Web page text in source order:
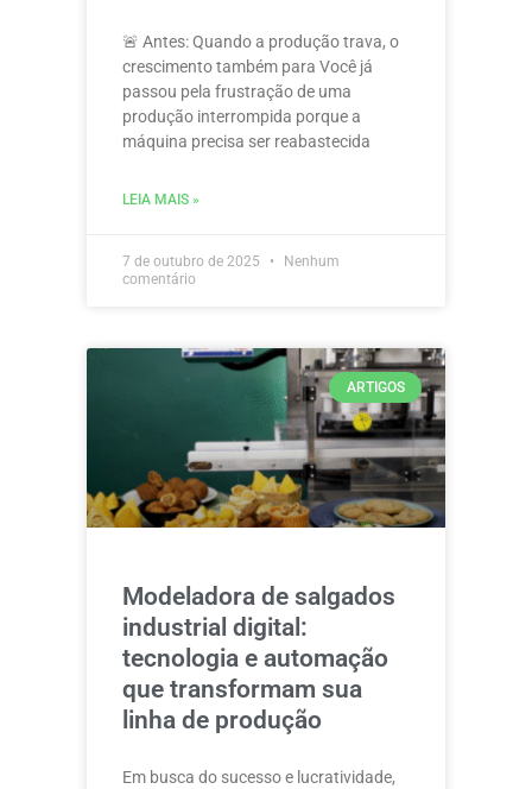
🚨 Antes: Quando a produção trava, o
crescimento também para Você já
passou pela frustração de uma
produção interrompida porque a
máquina precisa ser reabastecida
LEIA MAIS »
7 de outubro de 2025
Nenhum
comentário
ARTIGOS
Modeladora de salgados
industrial digital:
tecnologia e automação
que transformam sua
linha de produção
Em busca do sucesso e lucratividade,